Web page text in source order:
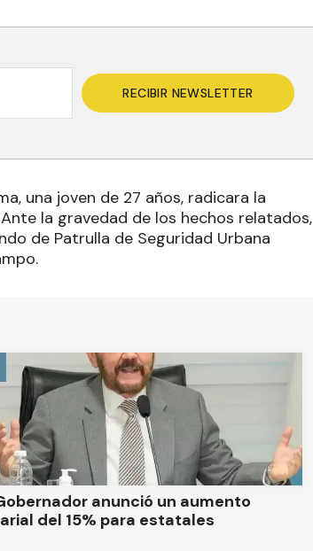
RECIBIR NEWSLETTER
una joven de 27 años, radicara la
la gravedad de los hechos relatados,
de Patrulla de Seguridad Urbana
anunció un aumento
del 15% para estatales